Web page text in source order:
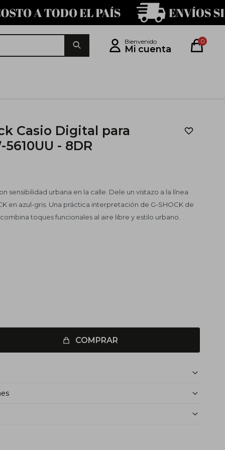
0
Casio Digital para
- 8DR
sensibilidad urbana en la calle. Dele un vistazo a la línea
en azul-gris. Una práctica interpretación de G-SHOCK de
toques funcionales al aire libre y estilo urbano.
COMPRAR